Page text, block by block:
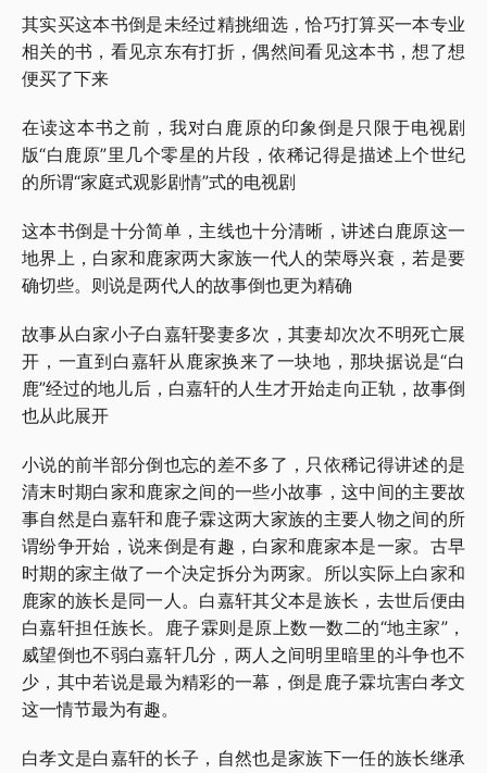
其实买这本书倒是未经过精挑细选，恰巧打算买一本专业
相关的书，看见京东有打折，偶然间看见这本书，想了想
便买了下来
在读这本书之前，我对白鹿原的印象倒是只限于电视剧
版“白鹿原”里几个零星的片段，依稀记得是描述上个世纪
的所谓“家庭式观影剧情”式的电视剧
这本书倒是十分简单，主线也十分清晰，讲述白鹿原这一
地界上，白家和鹿家两大家族一代人的荣辱兴衰，若是要
确切些。则说是两代人的故事倒也更为精确
故事从白家小子白嘉轩娶妻多次，其妻却次次不明死亡展
开，一直到白嘉轩从鹿家换来了一块地，那块据说是“白
鹿”经过的地儿后，白嘉轩的人生才开始走向正轨，故事倒
也从此展开
小说的前半部分倒也忘的差不多了，只依稀记得讲述的是
清末时期白家和鹿家之间的一些小故事，这中间的主要故
事自然是白嘉轩和鹿子霖这两大家族的主要人物之间的所
谓纷争开始，说来倒是有趣，白家和鹿家本是一家。古早
时期的家主做了一个决定拆分为两家。所以实际上白家和
鹿家的族长是同一人。白嘉轩其父本是族长，去世后便由
白嘉轩担任族长。鹿子霖则是原上数一数二的“地主家”，
威望倒也不弱白嘉轩几分，两人之间明里暗里的斗争也不
少，其中若说是最为精彩的一幕，倒是鹿子霖坑害白孝文
这一情节最为有趣。
白孝文是白嘉轩的长子，自然也是家族下一任的族长继承